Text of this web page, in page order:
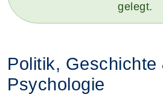
gelegt.
Politik, Geschichte
Psychologie